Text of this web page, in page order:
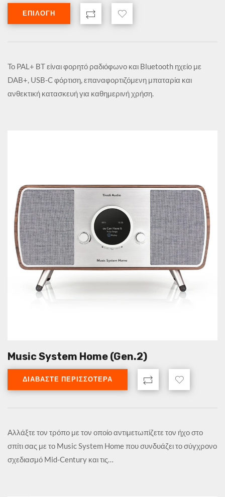
ΕΠΙΛΟΓΉ
Το PAL+ BT είναι φορητό ραδιόφωνο και Bluetooth ηχείο με
DAB+, USB-C φόρτιση, επαναφορτιζόμενη μπαταρία και
ανθεκτική κατασκευή για καθημερινή χρήση.
Music System Home (Gen.2)
ΔΙΑΒΆΣΤΕ ΠΕΡΙΣΣΌΤΕΡΑ
Αλλάξτε τον τρόπο με τον οποίο αντιμετωπίζετε τον ήχο στο
σπίτι σας με το Music System Home που συνδυάζει το σύγχρονο
σχεδιασμό Mid-Century και τις…